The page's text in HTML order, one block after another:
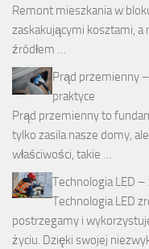
Remont mieszkania w
zaskakującymi kosztami,
źródłem …
Prąd przemienny
praktyce
Prąd przemienny to
tylko zasila nasze domy,
właściwości, takie …
Technologia LED
Technologia LED
postrzegamy i
życiu. Dzięki swojej